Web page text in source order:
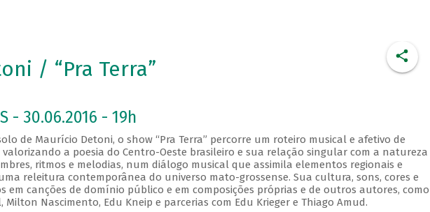
/ “Pra Terra”
- 30.06.2016 - 19h
de Maurício Detoni, o show “Pra Terra” percorre um roteiro musical e afetivo de
valorizando a poesia do Centro-Oeste brasileiro e sua relação singular com a natureza
ritmos e melodias, num diálogo musical que assimila elementos regionais e
releitura contemporânea do universo mato-grossense. Sua cultura, sons, cores e
em canções de domínio público e em composições próprias e de outros autores, como
Milton Nascimento, Edu Kneip e parcerias com Edu Krieger e Thiago Amud.